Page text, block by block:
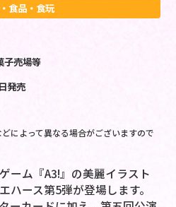
食品・食玩
子売場等
日発売
によって異なる場合がございますので
ーム『A3!』の美麗イラスト
ハース第5弾が登場します。